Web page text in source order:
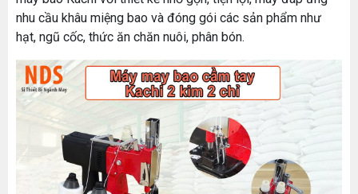
nhu cầu khâu miệng bao và đóng gói các sản phẩm như
hạt, ngũ cốc, thức ăn chăn nuôi, phân bón.